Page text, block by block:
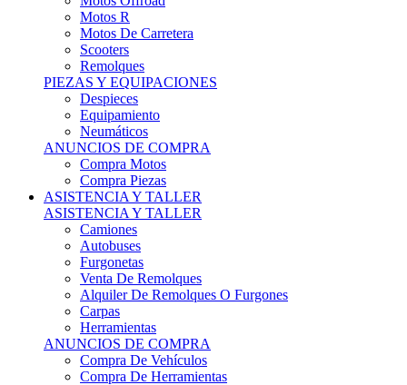
Motos R
Motos De Carretera
Scooters
Remolques
PIEZAS Y EQUIPACIONES
Despieces
Equipamiento
Neumáticos
ANUNCIOS DE COMPRA
Compra Motos
Compra Piezas
ASISTENCIA Y TALLER
ASISTENCIA Y TALLER
Camiones
Autobuses
Furgonetas
Venta De Remolques
Alquiler De Remolques O Furgones
Carpas
Herramientas
ANUNCIOS DE COMPRA
Compra De Vehículos
Compra De Herramientas